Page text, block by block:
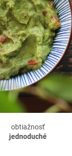
obtiažnosť
jednoduché